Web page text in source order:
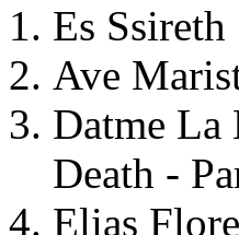
Es
Ave
Datme La
Death -
Elias